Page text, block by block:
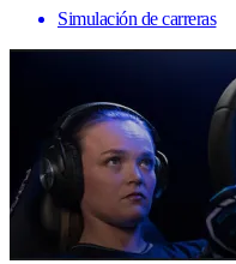
Simulación de carreras